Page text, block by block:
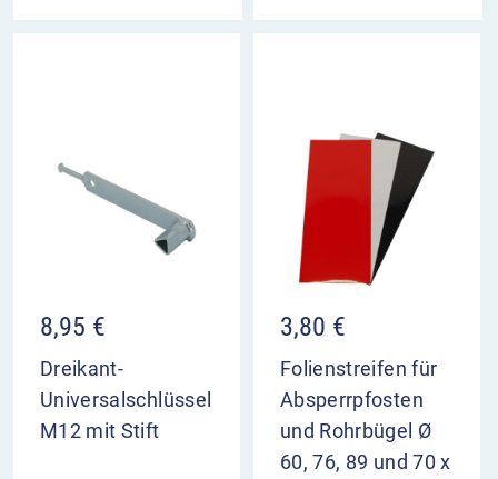
8,95 €
Dreikant-
Universalschlüssel
M12 mit Stift
3,80 €
Folienstreifen für
Absperrpfosten
und Rohrbügel Ø
60, 76, 89 und 70 x